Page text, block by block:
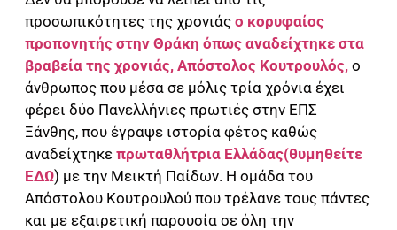
προσωπικότητες της χρονιάς ο κορυφαίος
προπονητής στην Θράκη όπως αναδείχτηκε στα
βραβεία της χρονιάς, Απόστολος Κουτρουλός, ο
άνθρωπος που μέσα σε μόλις τρία χρόνια έχει
φέρει δύο Πανελλήνιες πρωτιές στην ΕΠΣ
Ξάνθης, που έγραψε ιστορία φέτος καθώς
αναδείχτηκε πρωταθλήτρια Ελλάδας(θυμηθείτε
ΕΔΩ) με την Μεικτή Παίδων. Η ομάδα του
Απόστολου Κουτρουλού που τρέλανε τους πάντες
και με εξαιρετική παρουσία σε όλη την